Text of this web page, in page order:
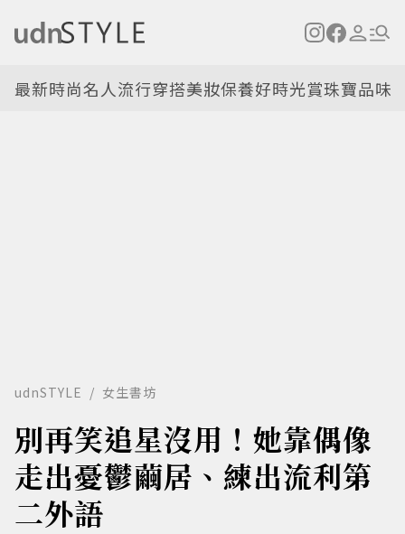
最新時尚名人流行穿搭美妝保養好時光賞珠寶品味
udnSTYLE 女生書坊
別再笑追星沒用！她靠偶像
走出憂鬱繭居、練出流利第
二外語